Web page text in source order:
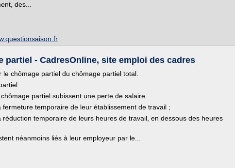
des...
partiel - CadresOnline, site emploi des cadres
le chômage partiel du chômage partiel total.
partiel subissent une perte de salaire
fermeture temporaire de leur établissement de travail ;
réduction temporaire de leurs heures de travail, en dessous des heures
néanmoins liés à leur employeur par le...